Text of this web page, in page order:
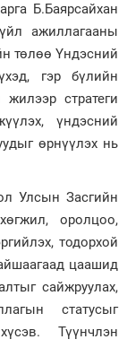
Б.Баярсайхан
ажиллагааны
төлөө Үндэсний
гэр бүлийн
жилээр стратеги
үндэсний
өрнүүлэх нь
Улсын Засгийн
хөгжил, оролцоо,
тодорхой
цаашид
сайжруулах,
статусыг
Түүнчлэн